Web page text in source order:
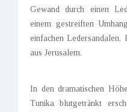
Gewand durch einen
einem gestreiften
einfachen Ledersandalen,
aus Jerusalem.
In den dramatischen
Tunika blutgetränkt